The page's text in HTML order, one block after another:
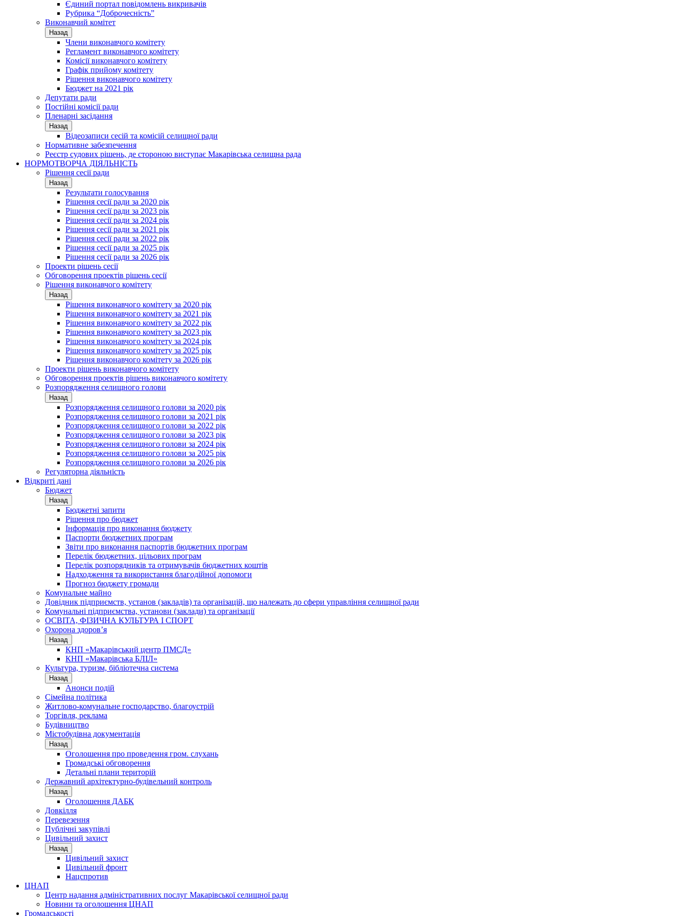
Єдиний портал повідомлень викривачів
Рубрика “Доброчесність”
Виконавчий комітет
Назад
Члени виконавчого комітету
Регламент виконавчого комітету
Комісії виконавчого комітету
Графік прийому комітету
Рішення виконавчого комітету
Бюджет на 2021 рік
Депутати ради
Постійні комісії ради
Пленарні засідання
Назад
Відеозаписи сесій та комісій селищної ради
Нормативне забезпечення
Реєстр судових рішень, де стороною виступає Макарівська селищна рада
НОРМОТВОРЧА ДІЯЛЬНІСТЬ
Рішення сесії ради
Назад
Результати голосування
Рішення сесії ради за 2020 рік
Рішення сесії ради за 2023 рік
Рішення сесії ради за 2024 рік
Рішення сесії ради за 2021 рік
Рішення сесії ради за 2022 рік
Рішення сесії ради за 2025 рік
Рішення сесії ради за 2026 рік
Проекти рішень сесії
Обговорення проектів рішень сесії
Рішення виконавчого комітету
Назад
Рішення виконавчого комітету за 2020 рік
Рішення виконавчого комітету за 2021 рік
Рішення виконавчого комітету за 2022 рік
Рішення виконавчого комітету за 2023 рік
Рішення виконавчого комітету за 2024 рік
Рішення виконавчого комітету за 2025 рік
Рішення виконавчого комітету за 2026 рік
Проекти рішень виконавчого комітету
Обговорення проектів рішень виконавчого комітету
Розпорядження селищного голови
Назад
Розпорядження селищного голови за 2020 рік
Розпорядження селищного голови за 2021 рік
Розпорядження селищного голови за 2022 рік
Розпорядження селищного голови за 2023 рік
Розпорядження селищного голови за 2024 рік
Розпорядження селищного голови за 2025 рік
Розпорядження селищного голови за 2026 рік
Регуляторна діяльність
Відкриті дані
Бюджет
Назад
Бюджетні запити
Рішення про бюджет
Інформація про виконання бюджету
Паспорти бюджетних програм
Звіти про виконання паспортів бюджетних програм
Перелік бюджетних, цільових програм
Перелік розпорядників та отримувачів бюджетних коштів
Надходження та використання благодійної допомоги
Прогноз бюджету громади
Комунальне майно
Довідник підприємств, установ (закладів) та організацій, що належать до сфери управління селищної ради
Комунальні підприємства, установи (заклади) та організації
ОСВІТА, ФІЗИЧНА КУЛЬТУРА І СПОРТ
Охорона здоров’я
Назад
КНП «Макарівський центр ПМСД»
КНП «Макарівська БЛІЛ»
Культура, туризм, бібліотечна система
Назад
Анонси подій
Сімейна політика
Житлово-комунальне господарство, благоустрій
Торгівля, реклама
Будівництво
Містобудівна документація
Назад
Оголошення про проведення гром. слухань
Громадські обговорення
Детальні плани територій
Державний архітектурно-будівельний контроль
Назад
Оголошення ДАБК
Довкілля
Перевезення
Публічні закупівлі
Цивільний захист
Назад
Цивільний захист
Цивільний фронт
Нацспротив
ЦНАП
Центр надання адміністративних послуг Макарівської селищної ради
Новини та оголошення ЦНАП
Громадськості